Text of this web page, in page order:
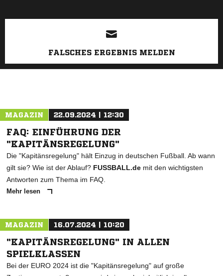
FALSCHES ERGEBNIS MELDEN
MAGAZIN 22.09.2024 | 12:30
FAQ: EINFÜHRUNG DER
"KAPITÄNSREGELUNG"
Die "Kapitänsregelung" hält Einzug in deutschen Fußball. Ab wann
gilt sie? Wie ist der Ablauf? FUSSBALL.de mit den wichtigsten
Antworten zum Thema im FAQ.
Mehr lesen
MAGAZIN 16.07.2024 | 10:20
"KAPITÄNSREGELUNG" IN ALLEN
SPIELKLASSEN
Bei der EURO 2024 ist die "Kapitänsregelung" auf große